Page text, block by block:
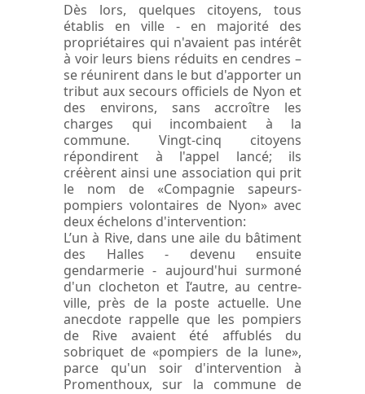
Dès lors, quelques citoyens, tous
établis en ville - en majorité des
propriétaires qui n'avaient pas intérêt
à voir leurs biens réduits en cendres –
se réunirent dans le but d'apporter un
tribut aux secours officiels de Nyon et
des environs, sans accroître les
charges qui incombaient à la
commune. Vingt-cinq citoyens
répondirent à l'appel lancé; ils
créèrent ainsi une association qui prit
le nom de «Compagnie sapeurs-
pompiers volontaires de Nyon» avec
deux échelons d'intervention:
L’un à Rive, dans une aile du bâtiment
des Halles - devenu ensuite
gendarmerie - aujourd'hui surmoné
d'un clocheton et I‘autre, au centre-
ville, près de la poste actuelle. Une
anecdote rappelle que les pompiers
de Rive avaient été affublés du
sobriquet de «pompiers de la lune»,
parce qu'un soir d'intervention à
Promenthoux, sur la commune de